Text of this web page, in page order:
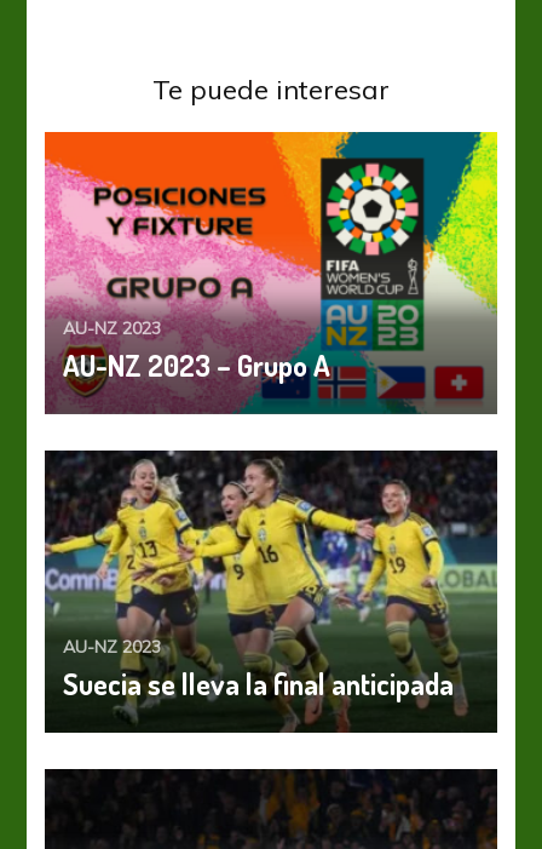
Te puede interesar
AU-NZ 2023
AU-NZ 2023 – Grupo A
AU-NZ 2023
Suecia se lleva la final anticipada